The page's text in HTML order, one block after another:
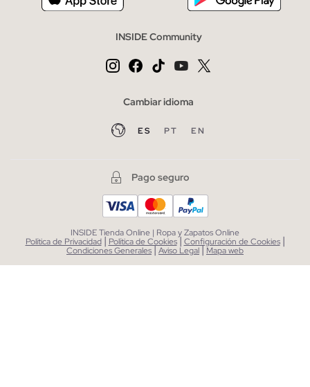
INSIDE Community
Cambiar idioma
ES PT EN
Pago seguro
INSIDE Tienda Online | Ropa y Zapatos Online
Política de Privacidad | Política de Cookies| Configuración de Cookies |
Condiciones Generales|Aviso Legal| Mapa web